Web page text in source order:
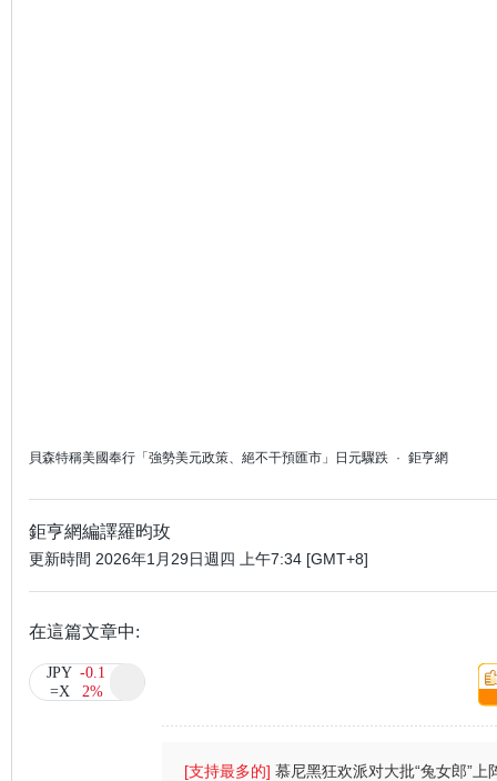
貝森特稱美國奉行「強勢美元政策、絕不干預匯市」日元驟跌 · 鉅亨網
鉅亨網編譯羅昀玫
更新時間 2026年1月29日週四 上午7:34 [GMT+8]
在這篇文章中:
JPY
=X
-0.1
2%
頂:
[支持最多的]慕尼黑狂欢派对大批“兔女郎”上